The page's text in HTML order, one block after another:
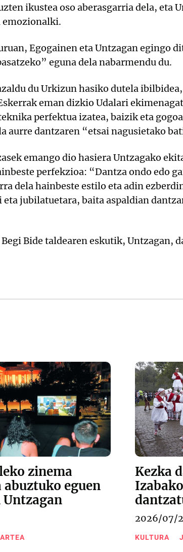
ikustea oso aberasgarria dela, eta
emozionalki.
Egogainen eta Untzagan egingo
eguna dela nabarmendu du.
du Urkizun hasiko dutela
eman dizkio Udalari
perfektua izatea, baizik eta
aurre dantzaren “etsai nagusietako
emango dio hasiera Untzagako
perfekzioa: “Dantza ondo edo
dela hainbeste estilo eta adin
jubilatuetara, baita aspaldian
Bide taldearen eskutik, Untzagan,
zinema
abuztuko eguen
Kezka
2026/07/
KULTURA